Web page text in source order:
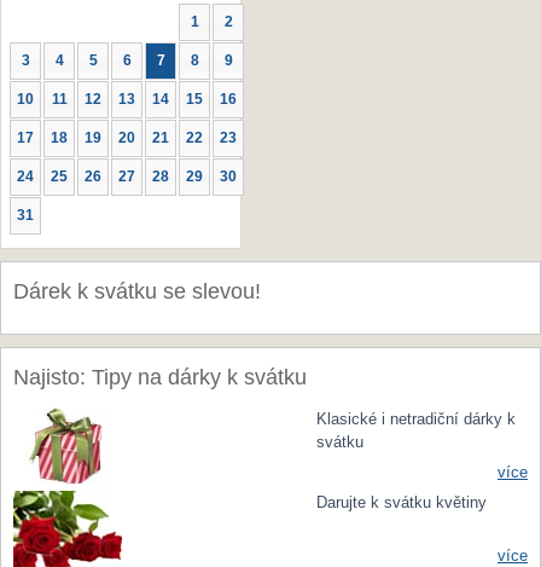
1 2
3 4 5 6 7 8 9
10 11 12 13 14 15 16
17 18 19 20 21 22 23
24 25 26 27 28 29 30
31
Dárek k svátku se slevou!
Najisto: Tipy na dárky k svátku
Klasické i netradiční dárky k
svátku
více
Darujte k svátku květiny
více